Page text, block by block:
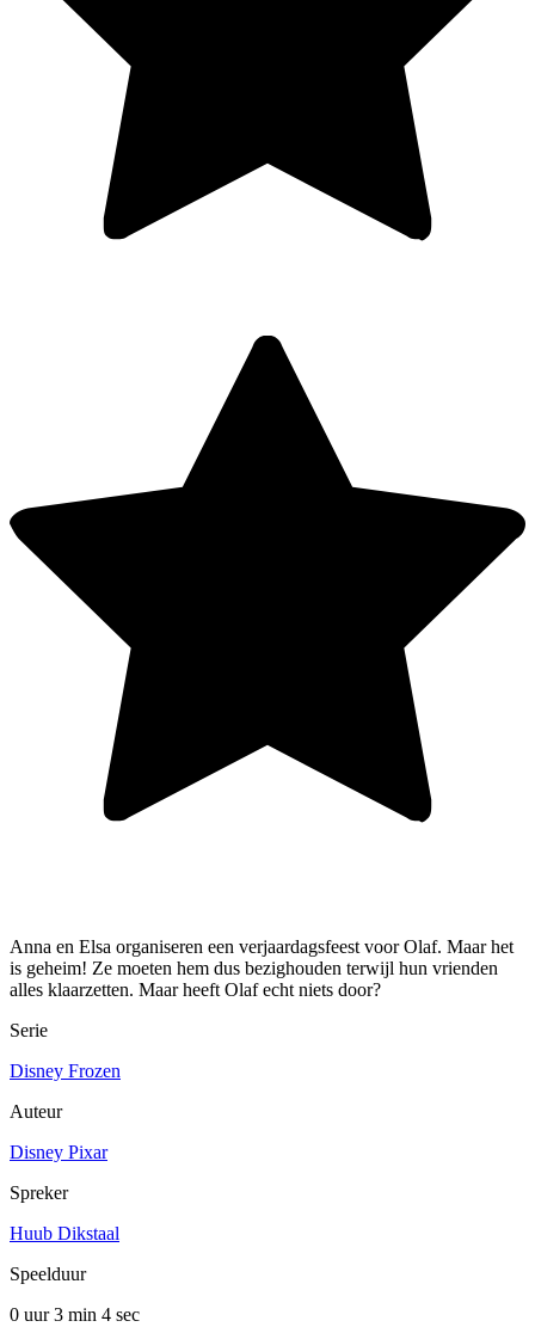
Anna en Elsa organiseren een verjaardagsfeest voor Olaf. Maar het
is geheim! Ze moeten hem dus bezighouden terwijl hun vrienden
alles klaarzetten. Maar heeft Olaf echt niets door?
Serie
Disney Frozen
Auteur
Disney Pixar
Spreker
Huub Dikstaal
Speelduur
0 uur 3 min 4 sec